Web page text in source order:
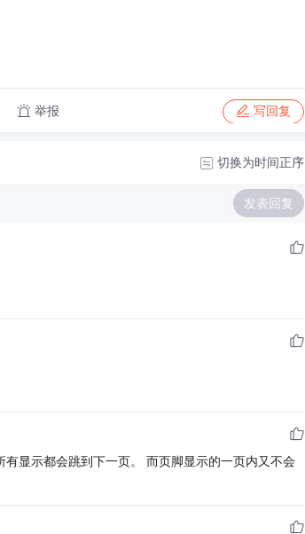
举报 写回复
切换为时间正序
发表回复
显示都会跳到下一页。 而页脚显示的一页内又不会